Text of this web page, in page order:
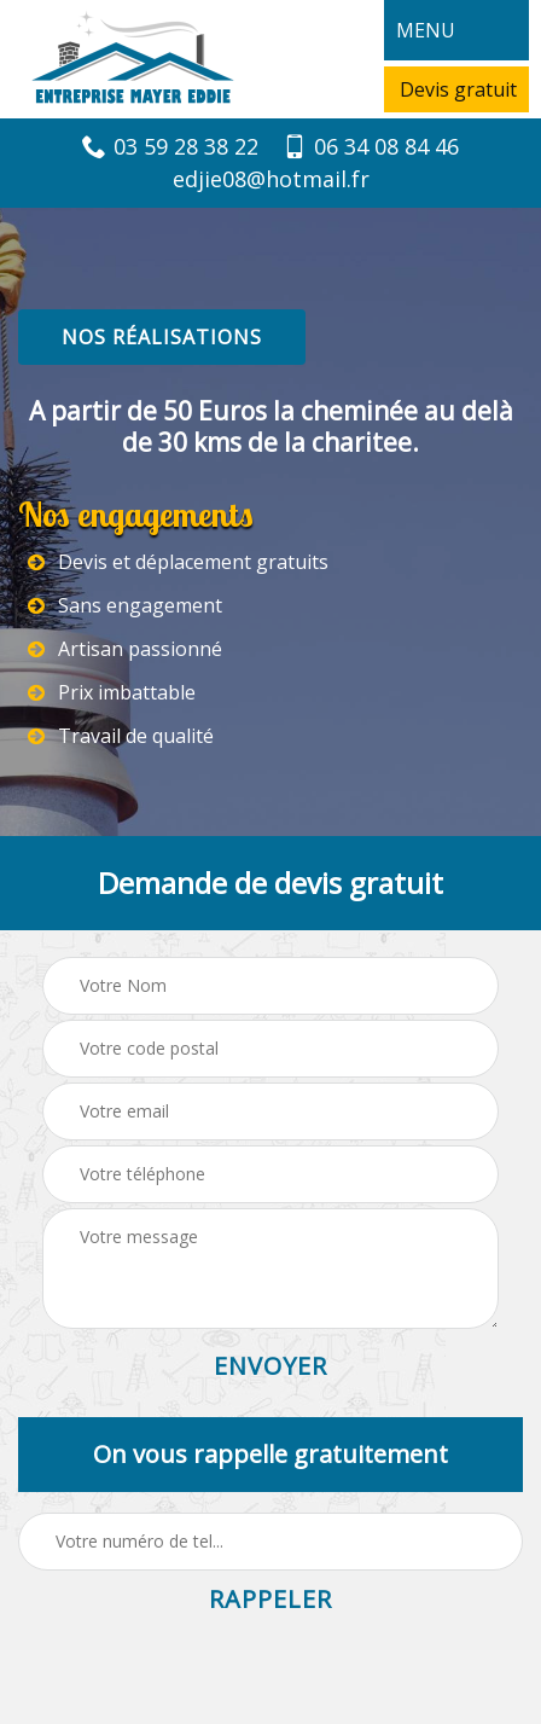
MENU
Devis gratuit
03 59 28 38 22
06 34 08 84 46
edjie08@hotmail.fr
NOS RÉALISATIONS
A partir de 50 Euros la cheminée au delà
de 30 kms de la charitee.
Nos engagements
Devis et déplacement gratuits
Sans engagement
Artisan passionné
Prix imbattable
Travail de qualité
Demande de devis gratuit
On vous rappelle gratuitement